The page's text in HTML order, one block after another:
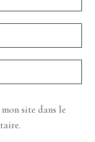
site dans le